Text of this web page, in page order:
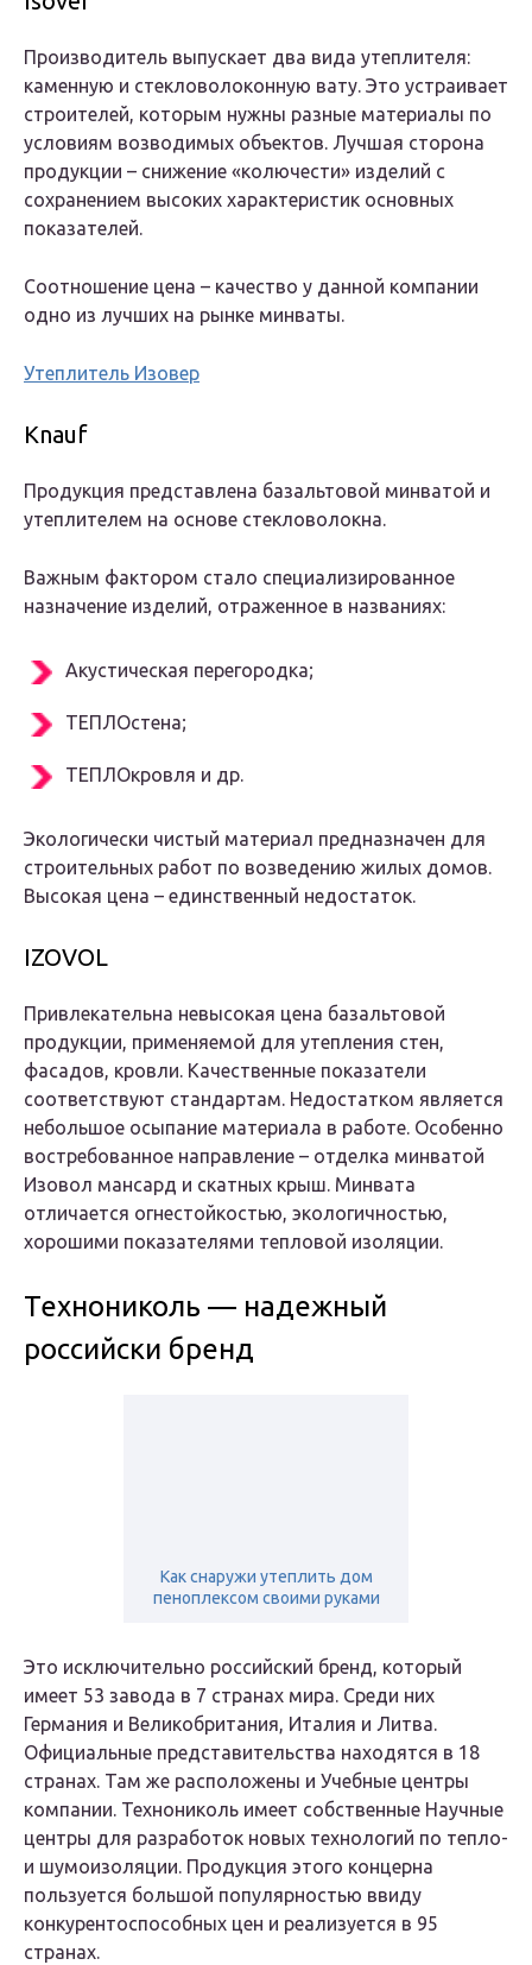
Производитель выпускает два вида утеплителя:
каменную и стекловолоконную вату. Это устраивает
строителей, которым нужны разные материалы по
условиям возводимых объектов. Лучшая сторона
продукции – снижение «колючести» изделий с
сохранением высоких характеристик основных
показателей.
Соотношение цена – качество у данной компании
одно из лучших на рынке минваты.
Утеплитель Изовер
Knauf
Продукция представлена базальтовой минватой и
утеплителем на основе стекловолокна.
Важным фактором стало специализированное
назначение изделий, отраженное в названиях:
Акустическая перегородка;
ТЕПЛОстена;
ТЕПЛОкровля и др.
Экологически чистый материал предназначен для
строительных работ по возведению жилых домов.
Высокая цена – единственный недостаток.
IZOVOL
Привлекательна невысокая цена базальтовой
продукции, применяемой для утепления стен,
фасадов, кровли. Качественные показатели
соответствуют стандартам. Недостатком является
небольшое осыпание материала в работе. Особенно
востребованное направление – отделка минватой
Изовол мансард и скатных крыш. Минвата
отличается огнестойкостью, экологичностью,
хорошими показателями тепловой изоляции.
Технониколь — надежный
российски бренд
Как снаружи утеплить дом
пеноплексом своими руками
Это исключительно российский бренд, который
имеет 53 завода в 7 странах мира. Среди них
Германия и Великобритания, Италия и Литва.
Официальные представительства находятся в 18
странах. Там же расположены и Учебные центры
компании. Технониколь имеет собственные Научные
центры для разработок новых технологий по тепло-
и шумоизоляции. Продукция этого концерна
пользуется большой популярностью ввиду
конкурентоспособных цен и реализуется в 95
странах.